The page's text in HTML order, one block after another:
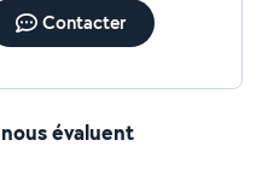
Contacter
évaluent